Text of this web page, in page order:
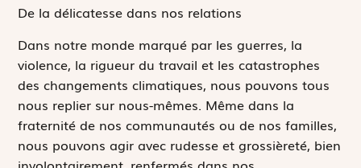
De la délicatesse dans nos relations
Dans notre monde marqué par les guerres, la
violence, la rigueur du travail et les catastrophes
des changements climatiques, nous pouvons tous
nous replier sur nous-mêmes. Même dans la
fraternité de nos communautés ou de nos familles,
nous pouvons agir avec rudesse et grossièreté, bien